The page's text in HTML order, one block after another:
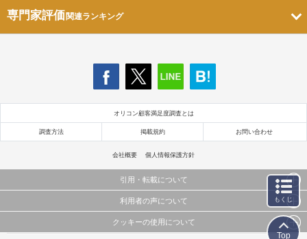
専門家評価関連ランキング
オリコン顧客満足度調査とは
調査方法 掲載規約 お問い合わせ
会社概要 個人情報保護方針
引用・転載について
当サイトで公開されている情報（文字、写真、イラスト、画像データ等）及びこれらの配置・
これらの情報を権利者の許可なく無断転載・複製などの二次利用を行うことは固く禁じており
利用者の声について
当サイトに掲載している内容はすべてサービスの利用者が提出された見解・感想です。
クッキーの使用について
もくじ
Top